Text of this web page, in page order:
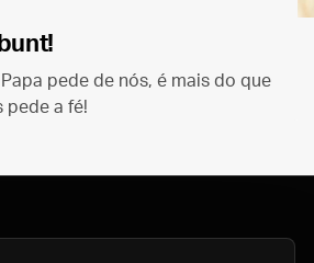
pede de nós, é mais do que
pede a fé!